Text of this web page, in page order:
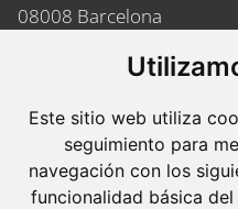
Este sitio web utiliza
seguimiento para
navegación con los
funcionalidad básica
08008 Barcelona
Tel. +34 934 152 244
Fax. +34 934 160 693
Madrid
José Abascal, 56 Planta 6
28003 Madrid